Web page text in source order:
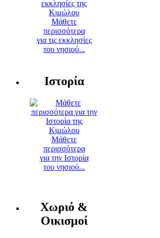
Μάθετε
περισσότερα
για τις εκκλησίες
του νησιού...
Ιστορία
Μάθετε
περισσότερα
για την Ιστορία
του νησιού...
Χωριό &
Οικισμοί